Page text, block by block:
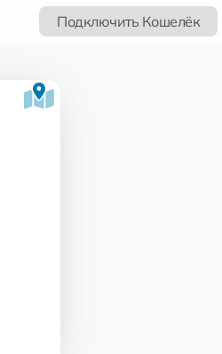
Подключить Кошелёк